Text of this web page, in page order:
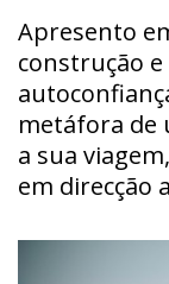
Apresento
construção
metáfora de
a sua
em direcção